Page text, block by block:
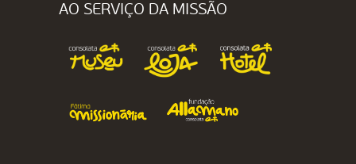
AO SERVIÇO DA MISSÃO